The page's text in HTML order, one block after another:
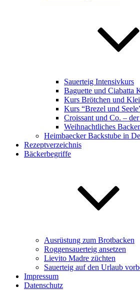
Sauerteig Intensivkurs
Baguette und Ciabatta
Kurs Brötchen und
Kurs “Brezel und
Croissant und Co. –
Weihnachtliches
Heimbaecker Backstube in
Rezeptverzeichnis
Bäckerbegriffe
Ausrüstung zum Brotbacken
Roggensauerteig ansetzen
Lievito Madre züchten
Sauerteig auf den Urlaub
Impressum
Datenschutz